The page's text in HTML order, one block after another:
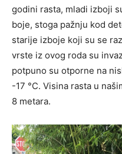
godini rasta, mladi izboji
boje, stoga pažnju kod
starije izboje koji su se
vrste iz ovog roda su
potpuno su otporne na
-17 °C. Visina rasta u
8 metara.